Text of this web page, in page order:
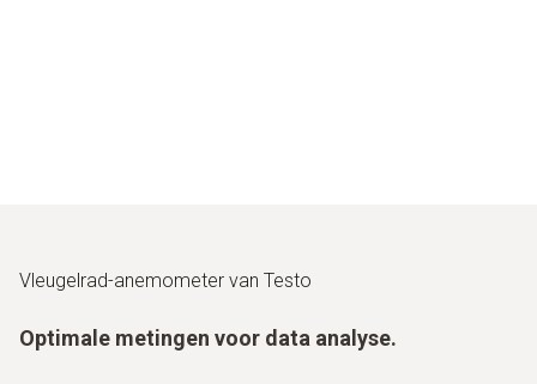
Vleugelrad-anemometer van Testo
Optimale metingen voor data analyse.